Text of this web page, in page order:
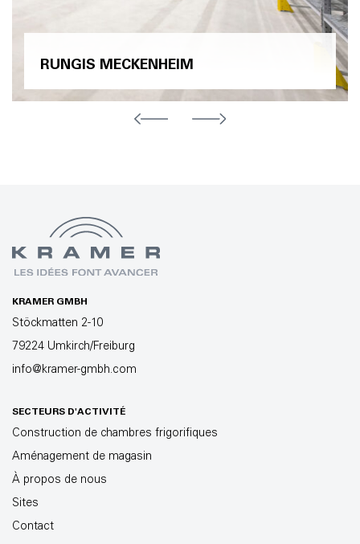
RUNGIS MECKENHEIM
KRAMER GMBH
Stöckmatten 2-10
79224 Umkirch/Freiburg
info@kramer-gmbh.com
SECTEURS D'ACTIVITÉ
Construction de chambres frigorifiques
Aménagement de magasin
À propos de nous
Sites
Contact